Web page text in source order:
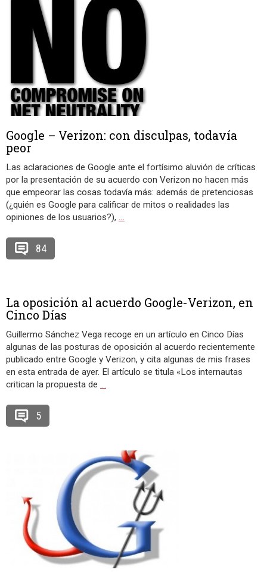
Google – Verizon: con disculpas, todavía
peor
Las aclaraciones de Google ante el fortísimo aluvión de críticas
por la presentación de su acuerdo con Verizon no hacen más
que empeorar las cosas todavía más: además de pretenciosas
(¿quién es Google para calificar de mitos o realidades las
opiniones de los usuarios?), …
84
La oposición al acuerdo Google-Verizon, en
Cinco Días
Guillermo Sánchez Vega recoge en un artículo en Cinco Días
algunas de las posturas de oposición al acuerdo recientemente
publicado entre Google y Verizon, y cita algunas de mis frases
en esta entrada de ayer. El artículo se titula «Los internautas
critican la propuesta de …
5